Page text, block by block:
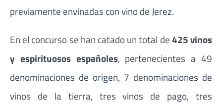
previamente envinadas con vino de Jerez.
En el concurso se han catado un total de425 vinos
y espirituosos españoles, pertenecientes a 49
denominaciones de origen, 7 denominaciones de
vinos de la tierra, tres vinos de pago, tres